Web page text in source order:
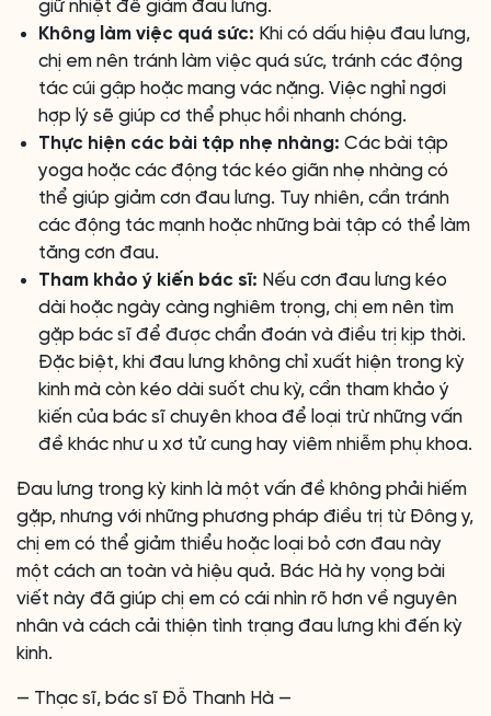
giữ nhiệt để giảm đau lưng.
Không làm việc quá sức: Khi có dấu hiệu đau lưng,
chị em nên tránh làm việc quá sức, tránh các động
tác cúi gập hoặc mang vác nặng. Việc nghỉ ngơi
hợp lý sẽ giúp cơ thể phục hồi nhanh chóng.
Thực hiện các bài tập nhẹ nhàng: Các bài tập
yoga hoặc các động tác kéo giãn nhẹ nhàng có
thể giúp giảm cơn đau lưng. Tuy nhiên, cần tránh
các động tác mạnh hoặc những bài tập có thể làm
tăng cơn đau.
Tham khảo ý kiến bác sĩ: Nếu cơn đau lưng kéo
dài hoặc ngày càng nghiêm trọng, chị em nên tìm
gặp bác sĩ để được chẩn đoán và điều trị kịp thời.
Đặc biệt, khi đau lưng không chỉ xuất hiện trong kỳ
kinh mà còn kéo dài suốt chu kỳ, cần tham khảo ý
kiến của bác sĩ chuyên khoa để loại trừ những vấn
đề khác như u xơ tử cung hay viêm nhiễm phụ khoa.
Đau lưng trong kỳ kinh là một vấn đề không phải hiếm
gặp, nhưng với những phương pháp điều trị từ Đông y,
chị em có thể giảm thiểu hoặc loại bỏ cơn đau này
một cách an toàn và hiệu quả. Bác Hà hy vọng bài
viết này đã giúp chị em có cái nhìn rõ hơn về nguyên
nhân và cách cải thiện tình trạng đau lưng khi đến kỳ
kinh.
— Thạc sĩ, bác sĩ Đỗ Thanh Hà —